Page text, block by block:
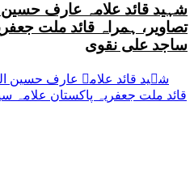
شہید قائد علامہ عارف
تصاویر، ہمراہ قائد ملت
ساجد علی نقوی